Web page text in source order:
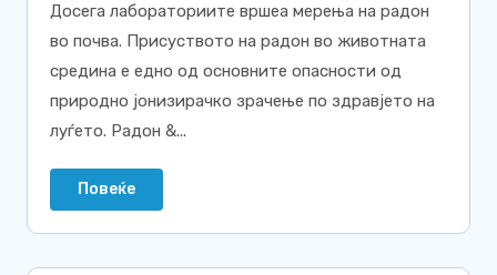
Досега лабораториите вршеа мерења на радон
во почва. Присуството на радон во животната
средина е едно од основните опасности од
природно јонизирачко зрачење по здравјето на
луѓето. Радон &...
Повеќе